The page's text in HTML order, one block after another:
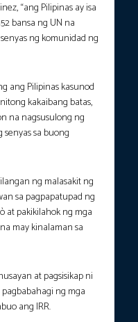
“ang Pilipinas ay isa
bansa ng UN na
ng komunidad ng
ang Pilipinas kasunod
kakaibang batas,
na nagsusulong ng
sa buong
ng malasakit ng
sa pagpapatupad ng
at pakikilahok ng mga
may kinalaman sa
at pagsisikap ni
ng mga
ang IRR.